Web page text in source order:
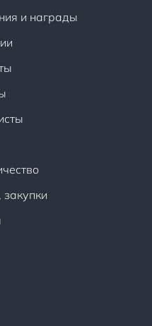
и награды